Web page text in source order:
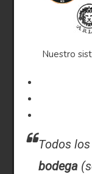
Nuestro
Todos
bodega